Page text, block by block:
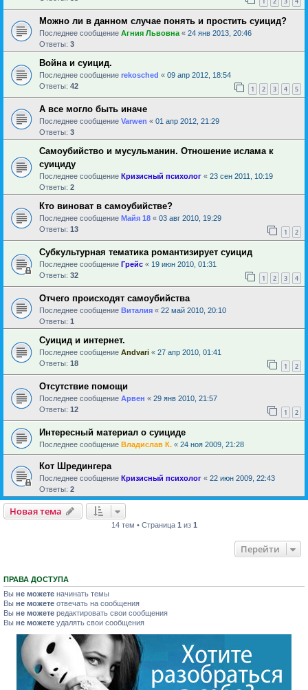
Можно ли в данном случае понять и простить суицид?
Последнее сообщение Агния Львовна « 24 янв 2013, 20:46
Ответы: 3
Война и суицид.
Последнее сообщение rekosched « 09 апр 2012, 18:54
Ответы: 42 1 2 3 4 5
А все могло быть иначе
Последнее сообщение Varwen « 01 апр 2012, 21:29
Ответы: 3
Самоубийство и мусульманин. Отношение ислама к
суициду
Последнее сообщение Кризисный психолог « 23 сен 2011, 10:19
Ответы: 2
Кто виноват в самоубийстве?
Последнее сообщение Майя 18 « 03 авг 2010, 19:29
Ответы: 13 1 2
Субкультурная тематика романтизирует суицид
Последнее сообщение Грейс « 19 июн 2010, 01:31
Ответы: 32 1 2 3 4
Отчего происходят самоубийства
Последнее сообщение Виталия « 22 май 2010, 20:10
Ответы: 1
Суицид и интернет.
Последнее сообщение Andvari « 27 апр 2010, 01:41
Ответы: 18 1 2
Отсутствие помощи
Последнее сообщение Арвен « 29 янв 2010, 21:57
Ответы: 12 1 2
Интересный материал о суициде
Последнее сообщение Владислав К. « 24 ноя 2009, 21:28
Кот Шредингера
Последнее сообщение Кризисный психолог « 22 июн 2009, 22:43
Ответы: 2
Новая тема
14 тем • Страница 1 из 1
Перейти
ПРАВА ДОСТУПА
Вы не можете начинать темы
Вы не можете отвечать на сообщения
Вы не можете редактировать свои сообщения
Вы не можете удалять свои сообщения